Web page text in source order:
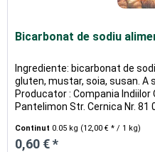
Bicarbonat de sodiu
Ingrediente: bicarbonat de
gluten, mustar, soia, susan. A
Producator : Compania Indiilor
Pantelimon Str. Cernica Nr. 81
Continut 0.05 kg (12,00 € * / 1 kg)
0,60 € *